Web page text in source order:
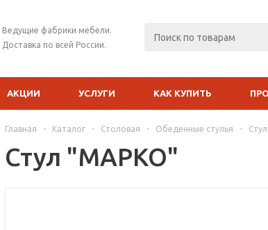
Ведущие фабрики мебели.
Доставка по всей России.
АКЦИИ УСЛУГИ КАК КУПИТЬ
Главная - Каталог - Столовая - Обеденные стулья -
Стул "МАРКО"